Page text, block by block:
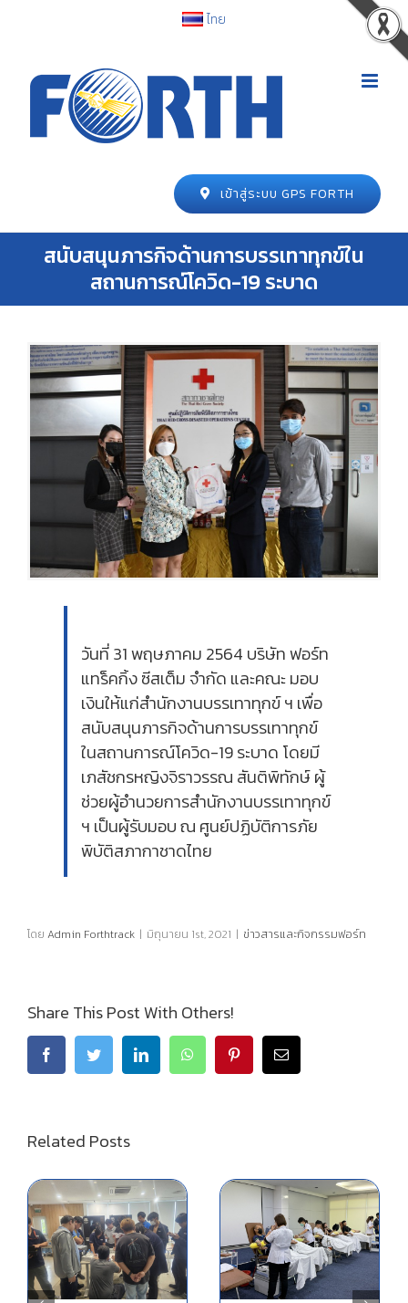
ไทย
เข้าสู่ระบบ GPS FORTH
สนับสนุนภารกิจด้านการบรรเทาทุกข์ใน
สถานการณ์โควิด-19 ระบาด
วันที่ 31 พฤษภาคม 2564 บริษัท ฟอร์ท
แทร็คกิ้ง ซีสเต็ม จำกัด และคณะ มอบ
เงินให้แก่สำนักงานบรรเทาทุกข์ ฯ เพื่อ
สนับสนุนภารกิจด้านการบรรเทาทุกข์
ในสถานการณ์โควิด-19 ระบาด โดยมี
เภสัชกรหญิงจิราวรรณ สันติพิทักษ์ ผู้
ช่วยผู้อำนวยการสำนักงานบรรเทาทุกข์
ฯ เป็นผู้รับมอบ ณ ศูนย์ปฏิบัติการภัย
พิบัติสภากาชาดไทย
โดย Admin Forthtrack | มิถุนายน 1st, 2021 | ข่าวสารและกิจกรรมฟอร์ท
Share This Post With Others!
Related Posts